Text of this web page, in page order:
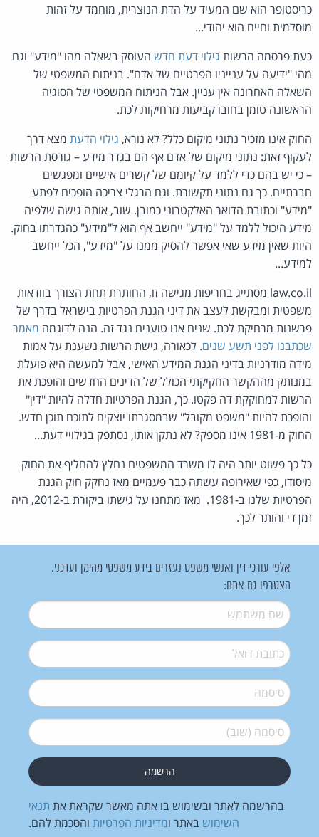
כריסטופר הוא שם המעיד על הדת הנוצרית, מוחמד על זהות
מוסלמית וחיים הוא יהודי...
כעת פרסמה הרשות גילוי דעת חדש העוסק בשאלה מהו "מידע" וגם
מהי "ידיעה על ענייניו הפרטיים של אדם". בניתוח המשפטי של
השאלה האחרונה אין עניין. אבל הניתוח המשפטי של הסוגיה
הראשונה טומן בחובו קביעות מרחיקות לכת.
החוק אינו מזכיר נתוני מיקום כלל? לא נורא, גילוי הדעת מצא דרך
לעקוף זאת: נתוני מיקום של אדם אף הם בגדר מידע – גורסת הרשות
– כי יש בהם כדי ללמד על קיומם של קשרים אישיים ומפגשים
חברתיים. כך גם נתוני תקשורת. וגם הרגלי צריכה הופכים לפתע
"מידע" וכתובת הדואר האלקטרוני כמובן. שוב, אותה גישה שלפיה
מידע היכול ללמד על "מידע" ייחשב אף הוא ל"מידע" כהגדרתו בחוק.
היות שאין מידע שאי אפשר להסיק ממנו על "מידע", הכל ייחשב
למידע...
law.co.il מסתייג בחריפות מגישה זו, החותרת תחת הצורך בוודאות
משפטית ומבקשת לעצב את דיני הגנת הפרטיות בישראל בדרך של
פרשנות מרחיקת לכת. שנים אנו טוענים נגד זה. הנה לדוגמה מאמר
שכתבנו לפני תשע שנים. לכאורה, גישת הרשות נשענת על אמות
מידה מודרניות בדיני הגנת המידע האישי, אבל למעשה היא פועלת
במנותק מההקשר החקיקתי הכולל של הדינים החדשים והופכת את
הרשות למחוקקת דה פקטו. כך, הגנת הפרטיות חדלה להיות "דין"
והופכת להיות "משפט מקובל" שבמסגרתו יוצקים לתוכם תוכן חדש.
החוק מ-1981 אינו מספק? לא נתקן אותו, נסתפק בגילויי דעת...
כל כך פשוט יותר היה לו משרד המשפטים נחלץ להחליף את החוק
מיסודו, כפי שאירופה עשתה כבר פעמיים מאז נחקק חוק הגנת
הפרטיות שלנו ב-1981. מאז מתחנו על גישתו ביקורת ב-2012, היה
זמן די והותר לכך.
אלפי עורכי דין ואנשי משפט נעזרים בידע משפטי מהימן ועדכני.
הצטרפו גם אתם:
שם משתמש*
דואל*
סיסמה*
סיסמה (שוב)*
בהרשמה לאתר ובשימוש בו אתה מאשר שקראת את תנאי
השימוש באתר ומדיניות הפרטיות והסכמת להם.